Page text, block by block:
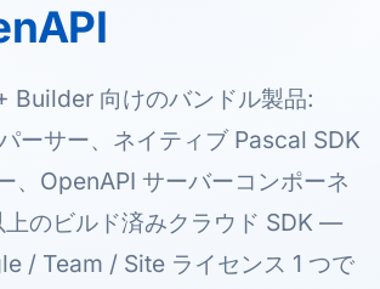
Builder 向けのバンドル製品:
ーサー、ネイティブ Pascal SDK
、OpenAPI サーバーコンポーネ
上のビルド済みクラウド SDK —
/ Team / Site ライセンス 1 つで